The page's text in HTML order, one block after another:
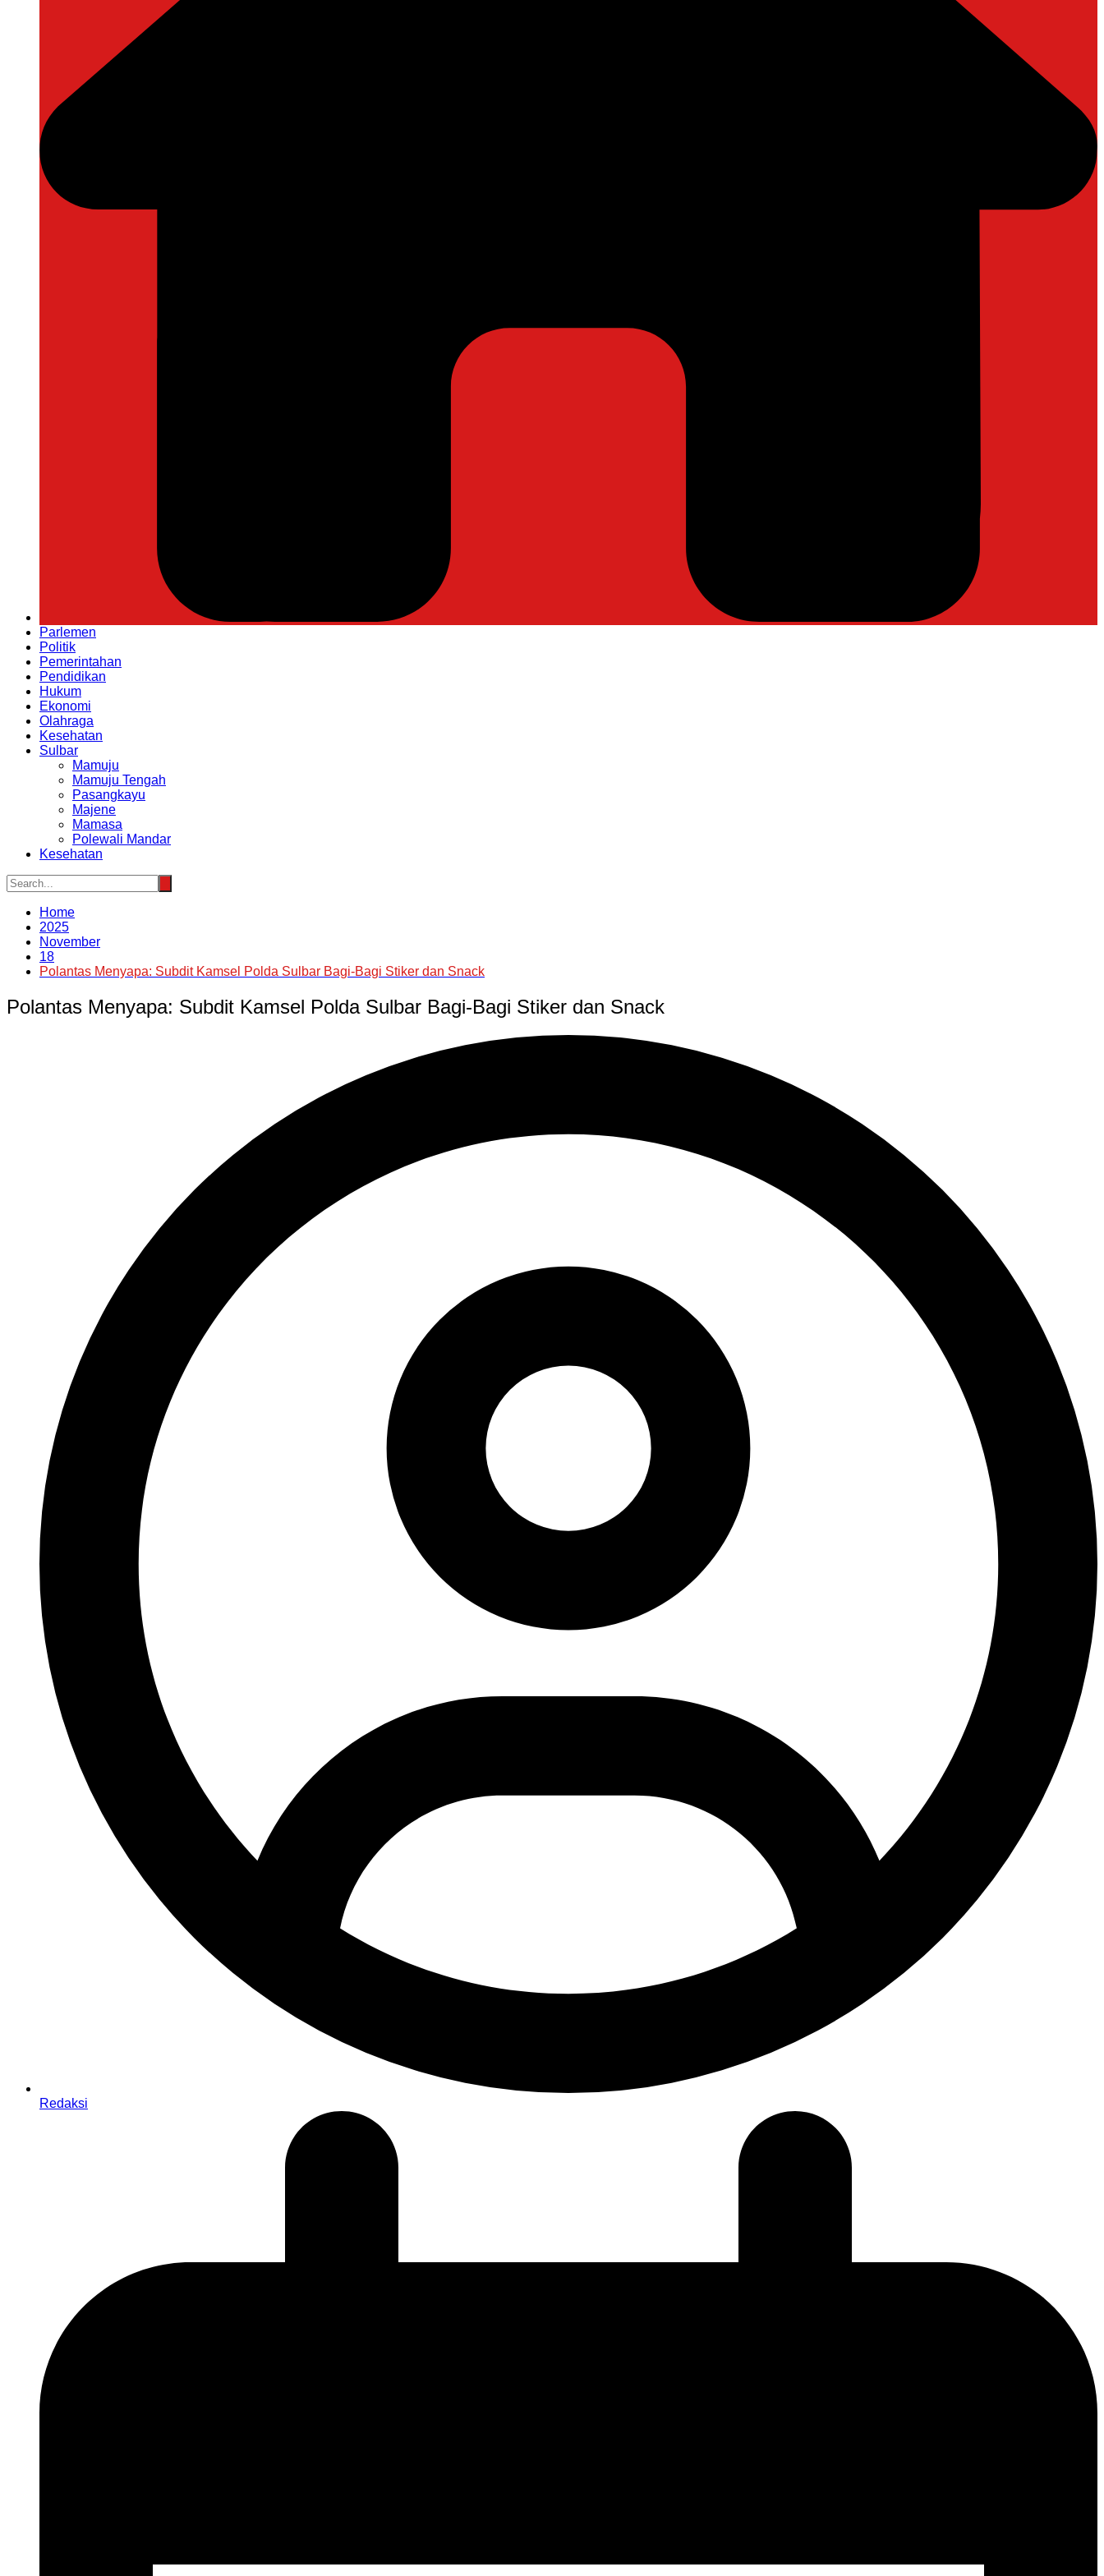
Parlemen
Politik
Pemerintahan
Pendidikan
Hukum
Ekonomi
Olahraga
Kesehatan
Sulbar
Mamuju
Mamuju Tengah
Pasangkayu
Majene
Mamasa
Polewali Mandar
Kesehatan
Home
2025
November
18
Polantas Menyapa: Subdit Kamsel Polda Sulbar Bagi-Bagi Stiker dan Snack
Polantas Menyapa: Subdit Kamsel Polda Sulbar Bagi-Bagi Stiker dan Snack
Redaksi